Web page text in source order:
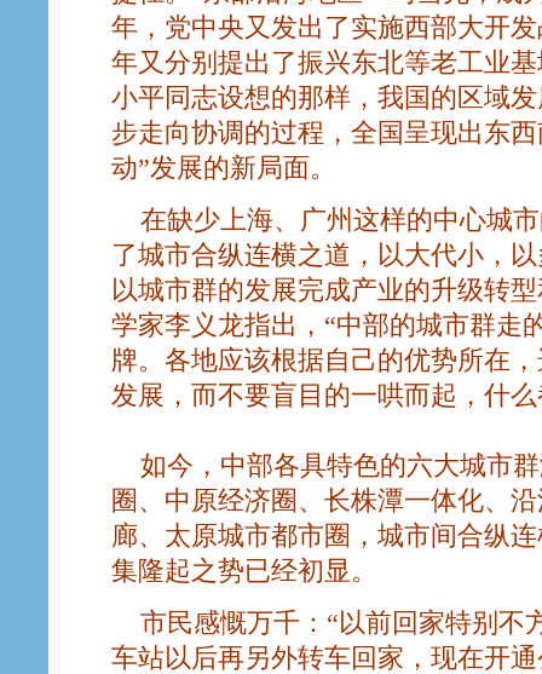
年，党中央又发出了实施西部大开
年又分别提出了振兴东北等老工业
小平同志设想的那样，我国的区域
步走向协调的过程，全国呈现出东
动”发展的新局面。
在缺少上海、广州这样的中心城
了城市合纵连横之道，以大代小，
以城市群的发展完成产业的升级转
学家李义龙指出，“中部的城市群走
牌。各地应该根据自己的优势所在
发展，而不要盲目的一哄而起，什么
如今，中部各具特色的六大城市
圈、中原经济圈、长株潭一体化、
廊、太原城市都市圈，城市间合纵
集隆起之势已经初显。
市民感慨万千：“以前回家特别不
车站以后再另外转车回家，现在开